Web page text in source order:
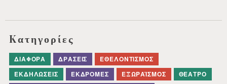
Kατηγορίες
ΔΙΆΦΟΡΑ ΔΡΆΣΕΙΣ
ΕΘΕΛΟΝΤΙΣΜΌΣ
ΕΚΔΗΛΏΣΕΙΣ
ΕΚΔΡΟΜΈΣ ΕΞΩΡΑΪΣΜΌΣ
ΘΈΑΤΡΟ